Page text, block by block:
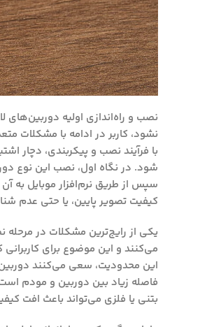
نصب و راه‌اندازی اولیه
نشود، کاربر در ادامه با مشکلات
با فرآیند نصب و پیکربندی، دچار
شود. در نگاه اول، نصب این نوع
سپس از طریق نرم‌افزار موبایل به
کیفیت تصویر پایین، یا حتی عدم
فاصله زیاد بین دوربین و مودم
بتنی یا فلزی می‌تواند باعث افت